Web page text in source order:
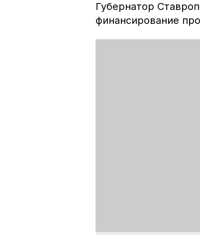
Губернатор
финансирование